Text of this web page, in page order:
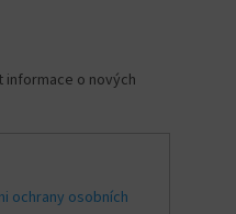
informace o nových
ochrany osobních